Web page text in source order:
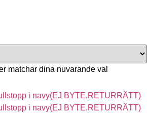
matchar dina nuvarande val